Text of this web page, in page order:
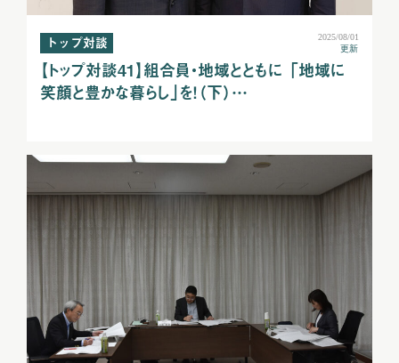
トップ対談
2025/08/01
更新
【トップ対談41】組合員・地域とともに 「地域に
笑顔と豊かな暮らし」を！（下）…